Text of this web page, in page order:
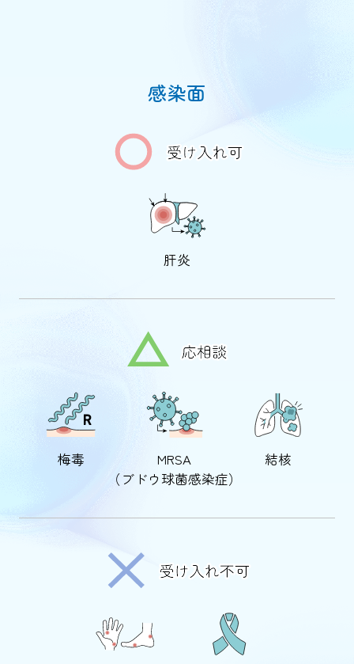
感染面
肝炎
梅毒
MRSA
（ブドウ球菌感染症）
結核